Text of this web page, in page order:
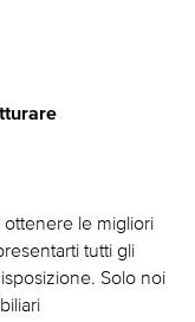
le migliori
tutti gli
Solo noi